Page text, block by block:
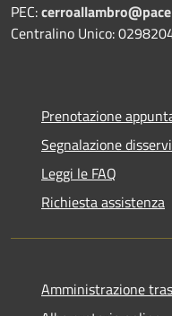
PEC:
Centralino Unico:
Prenotazione
Segnalazione
Leggi le FAQ
Richiesta assistenza
Amministrazione